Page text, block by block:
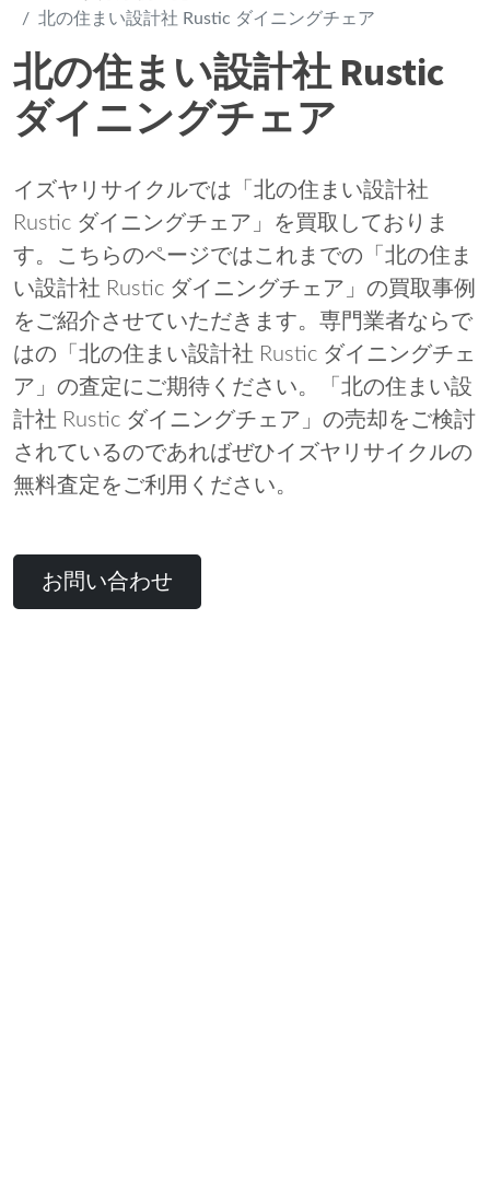
北の住まい設計社 Rustic ダイニングチェア
北の住まい設計社 Rustic
ダイニングチェア
イズヤリサイクルでは「北の住まい設計社
Rustic ダイニングチェア」を買取しておりま
す。こちらのページではこれまでの「北の住ま
い設計社 Rustic ダイニングチェア」の買取事例
をご紹介させていただきます。専門業者ならで
はの「北の住まい設計社 Rustic ダイニングチェ
ア」の査定にご期待ください。「北の住まい設
計社 Rustic ダイニングチェア」の売却をご検討
されているのであればぜひイズヤリサイクルの
無料査定をご利用ください。
お問い合わせ